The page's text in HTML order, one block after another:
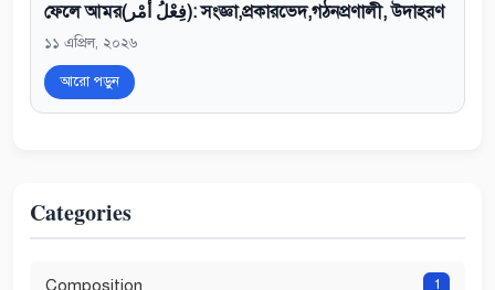
ফেলে আমর(فِعْلُ أَمْر): সংজ্ঞা,প্রকারভেদ,গঠনপ্রণালী, উদাহরণ
১১ এপ্রিল, ২০২৬
আরো পড়ুন
Categories
Composition 1